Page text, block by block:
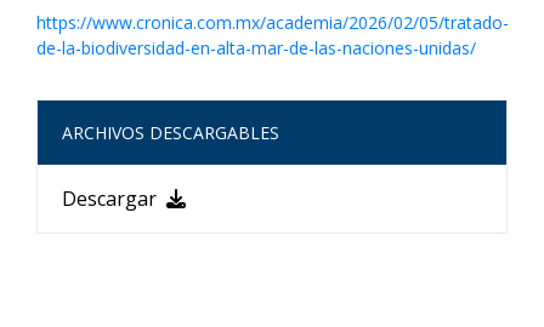
https://www.cronica.com.mx/academia/2026/02/05/tratado-
de-la-biodiversidad-en-alta-mar-de-las-naciones-unidas/
ARCHIVOS DESCARGABLES
Descargar